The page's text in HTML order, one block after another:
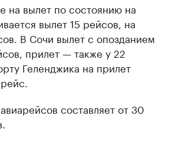
на вылет по состоянию на
вылет 15 рейсов, на
В Сочи вылет с опозданием
прилет — также у 22
Геленджика на прилет
составляет от 30